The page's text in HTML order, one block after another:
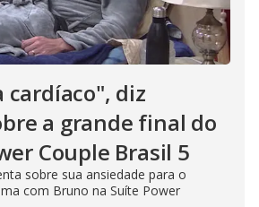
cardíaco", diz
a grande final do
Couple Brasil 5
sobre sua ansiedade para o
com Bruno na Suíte Power